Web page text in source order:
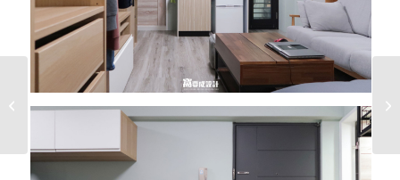
中古屋翻新｜中和區中
山